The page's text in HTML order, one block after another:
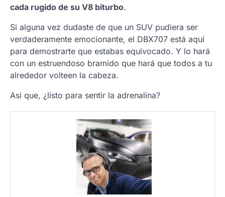
cada rugido de su V8 biturbo.
Si alguna vez dudaste de que un SUV pudiera ser
verdaderamente emocionante, el DBX707 está aquí
para demostrarte que estabas equivocado. Y lo hará
con un estruendoso bramido que hará que todos a tu
alrededor volteen la cabeza.
Así que, ¿listo para sentir la adrenalina?